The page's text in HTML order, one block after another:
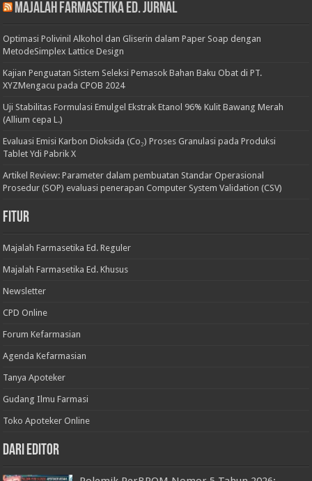
Majalah Farmasetika Ed. Jurnal
Optimasi Polivinil Alkohol dan Gliserin dalam Paper Soap dengan
MetodeSimplex Lattice Design
Kajian Penguatan Sistem Seleksi Pemasok Bahan Baku Obat di PT.
XYZMengacu pada CPOB 2024
Uji Stabilitas Formulasi Emulgel Ekstrak Etanol 96% Kulit Bawang Merah
(Allium cepa L.)
Evaluasi Emisi Karbon Dioksida (Co₂) Proses Granulasi pada Produksi
Tablet Ydi Pabrik X
Artikel Review: Parameter dalam pembuatan Standar Operasional
Prosedur (SOP) evaluasi penerapan Computer System Validation (CSV)
Fitur
Majalah Farmasetika Ed. Reguler
Majalah Farmasetika Ed. Khusus
Newsletter
CPD Online
Forum Kefarmasian
Agenda Kefarmasian
Tanya Apoteker
Gudang Ilmu Farmasi
Toko Apoteker Online
Dari Editor